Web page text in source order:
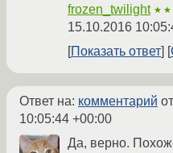
frozen_twilight ★★
15.10.2016
Показать ответ
Ответ на: комментарий
10:05:44 +00:00
Да, верно.